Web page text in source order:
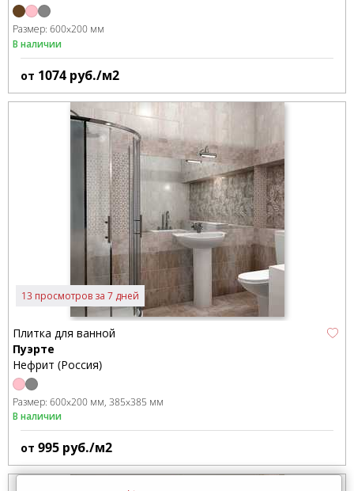
Размер: 600x200 мм
В наличии
от 1074 руб./м2
13 просмотров за 7 дней
Плитка для ванной
Пуэрте
Нефрит (Россия)
Размер: 600x200 мм 385x385 мм
В наличии
от 995 руб./м2